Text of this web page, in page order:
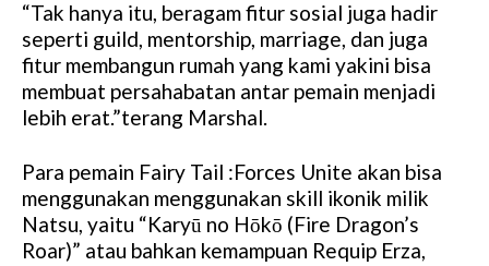
M
u
t
e
“Tak hanya itu, beragam fitur sosial juga hadir
seperti guild, mentorship, marriage, dan juga
fitur membangun rumah yang kami yakini bisa
membuat persahabatan antar pemain menjadi
lebih erat.”terang Marshal.
Para pemain Fairy Tail :Forces Unite akan bisa
menggunakan menggunakan skill ikonik milik
Natsu, yaitu “Karyū no Hōkō (Fire Dragon’s
Roar)” atau bahkan kemampuan Requip Erza,